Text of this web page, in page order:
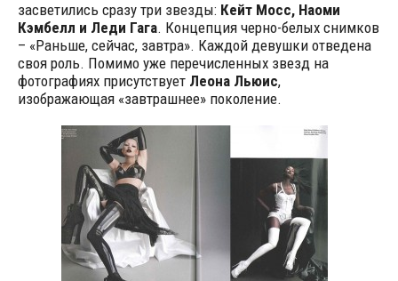
засветились сразу три звезды: Кейт Мосс, Наоми
Кэмбелл и Леди Гага. Концепция черно-белых снимков
– «Раньше, сейчас, завтра». Каждой девушки отведена
своя роль. Помимо уже перечисленных звезд на
фотографиях присутствует Леона Льюис,
изображающая «завтрашнее» поколение.